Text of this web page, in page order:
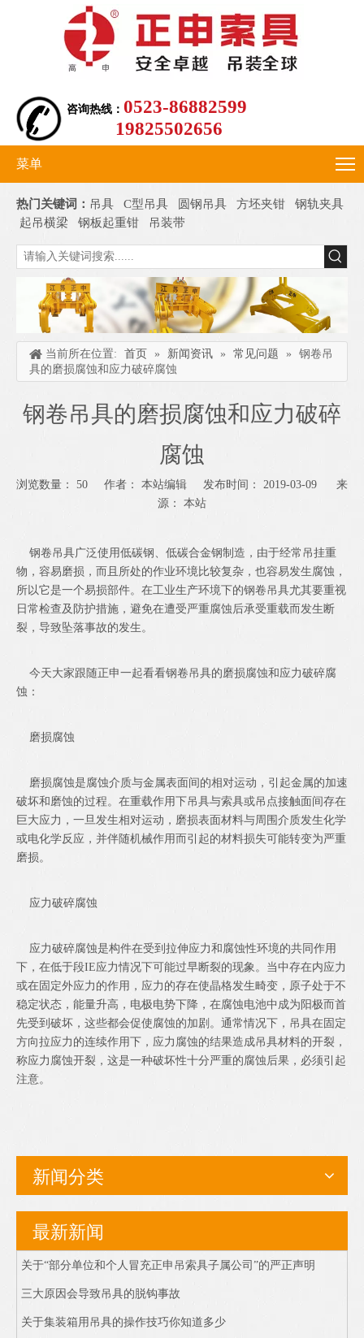
咨询热线： 0523-86882599
19825502656
菜单
热门关键词： 吊具 C型吊具 圆钢吊具 方坯夹钳
钢轨夹具
起吊横梁
钢板起重钳 吊装带
当前所在位置: 首页 » 新闻资讯 » 常见问题 »
钢卷吊
具的磨损腐蚀和应力破碎腐蚀
钢卷吊具的磨损腐蚀和应力破碎
腐蚀
浏览数量： 50 作者： 本站编辑 发布时间： 2019-03-09 来
源： 本站
钢卷吊具广泛使用低碳钢、低碳合金钢制造，由于经常吊挂重
物，容易磨损，而且所处的作业环境比较复杂，也容易发生腐蚀，
所以它是一个易损部件。在工业生产环境下的钢卷吊具尤其要重视
日常检查及防护措施，避免在遭受严重腐蚀后承受重载而发生断
裂，导致坠落事故的发生。
今天大家跟随正申一起看看钢卷吊具的磨损腐蚀和应力破碎腐
蚀：
磨损腐蚀
磨损腐蚀是腐蚀介质与金属表面间的相对运动，引起金属的加速
破坏和磨蚀的过程。在重载作用下吊具与索具或吊点接触面间存在
巨大应力，一旦发生相对运动，磨损表面材料与周围介质发生化学
或电化学反应，并伴随机械作用而引起的材料损失可能转变为严重
磨损。
应力破碎腐蚀
应力破碎腐蚀是构件在受到拉伸应力和腐蚀性环境的共同作用
下，在低于段IE应力情况下可能过早断裂的现象。当中存在内应力
或在固定外应力的作用，应力的存在使晶格发生畸变，原子处于不
稳定状态，能量升高，电极电势下降，在腐蚀电池中成为阳极而首
先受到破坏，这些都会促使腐蚀的加剧。通常情况下，吊具在固定
方向拉应力的连续作用下，应力腐蚀的结果造成吊具材料的开裂，
称应力腐蚀开裂，这是一种破坏性十分严重的腐蚀后果，必须引起
注意。
新闻分类
最新新闻
关于“部分单位和个人冒充正申吊索具子属公司”的严正声明
三大原因会导致吊具的脱钩事故
关于集装箱用吊具的操作技巧你知道多少